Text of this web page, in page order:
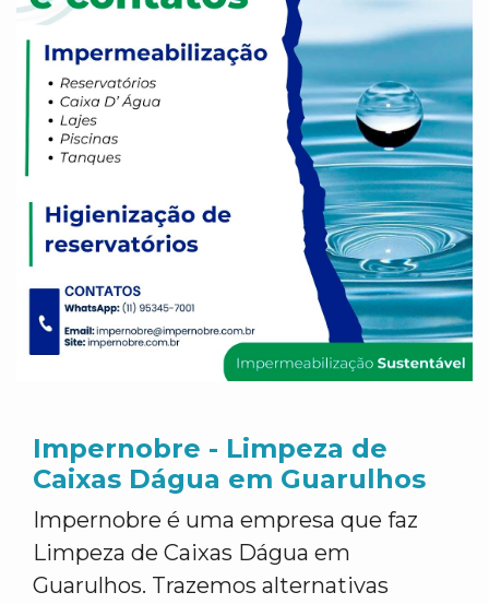
Impernobre - Limpeza de
Caixas Dágua em Guarulhos
Impernobre é uma empresa que faz
Limpeza de Caixas Dágua em
Guarulhos. Trazemos alternativas